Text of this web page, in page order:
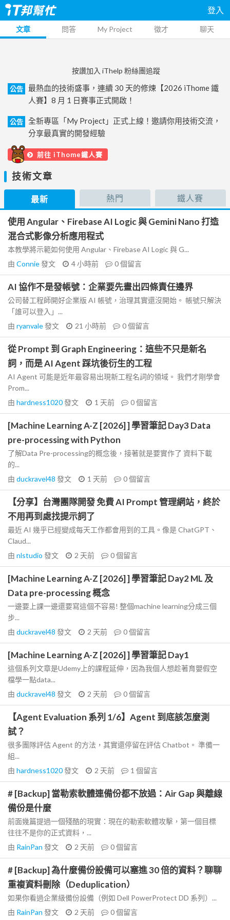
登入
文章 問答 My Project 徵才 聊天
按讚加入 iThelp 粉絲團追蹤
公告
最熱血的技術盛事，連續 30 天的修煉【2026 iThome 鐵
人賽】8 月 1 日賽事正式開啟！
公告
全新專區「My Project」正式上線！邀請你用技術交流，
分享最真實的開發經驗
前往 iThome鐵人賽
技術文章
最新 熱門 鐵人賽
使用 Angular、Firebase AI Logic 與 Gemini Nano 打造
混合式影像分析應用程式
本教學將示範如何使用 Angular、Firebase AI Logic 與 G...
由 Connie發文 4 小時前 0個留言
AI 協作不是發帳號：企業要先畫出四條責任邊界
公司替工程師開好企業版 AI 帳號，治理其實還沒開始。 帳號只解決
「誰可以登入」...
由 ryanvale發文 21 小時前 0個留言
從 Prompt 到 Graph Engineering：這些不只是新名
詞，而是 AI Agent 踩坑後衍生的工程
AI Agent 可能是近年最容易出現新工程名詞的領域。 我們才剛學會
Prom...
由 hardness1020發文 1 天前 0個留言
[Machine Learning A-Z [2026] ] 學習筆記 Day3 Data
pre-processing with Python
了解Data Pre-processing的概念後，接著就是要實作了 資料下載
的...
由 duckravel48 發文 1 天前 0個留言
【分享】台灣團隊開發 免費 AI Prompt 管理網站，終於
不用再到處找提示詞了
最近 AI 幾乎已經變成每天工作都會用到的工具。像是 ChatGPT、
Claud...
由 nlstudio 發文 2 天前 0個留言
[Machine Learning A-Z [2026] ] 學習筆記 Day2 ML 及
Data pre-processing 概念
一邊要上課一邊還要寫這個不容易! 整個machine learning分成三個
步...
由 duckravel48 發文 2 天前 0個留言
[Machine Learning A-Z [2026] ] 學習筆記 Day1
這個系列文章是Udemy上的課程延伸，因為我個人想趁著育嬰假空
檔學一點data...
由 duckravel48 發文 2 天前 0個留言
【Agent Evaluation 系列 1/6】Agent 到底該怎麼測
試？
很多團隊評估 Agent 的方法，其實還停留在評估 Chatbot。 準備一
組...
由 hardness1020發文 2 天前 1 個留言
# [Backup] 當勒索軟體連備份都不放過：Air Gap 與離線
備份是什麼
前面幾篇提過一個殘酷的現實：現在的勒索軟體攻擊，第一個目標
往往不是你的正式資料，...
由 RainPan 發文 2 天前 0個留言
# [Backup] 為什麼備份設備可以塞進 30 倍的資料？聊聊
重複資料刪除（Deduplication）
如果你看過企業級備份設備（例如 Dell PowerProtect DD 系列）...
由 RainPan 發文 2 天前 0個留言